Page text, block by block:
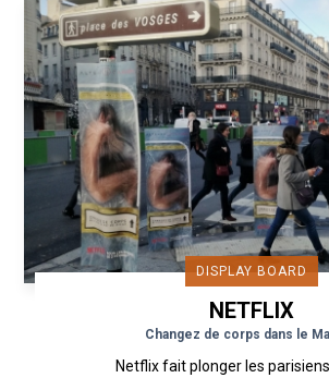
DISPLAY BOARD
NETFLIX
Changez de corps dans le
Netflix fait plonger les